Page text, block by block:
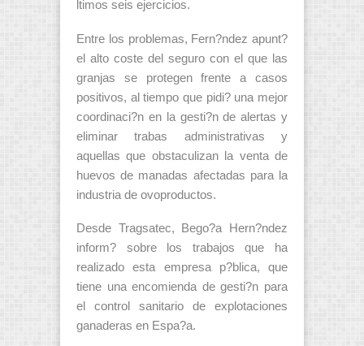
ltimos seis ejercicios.
Entre los problemas, Fern?ndez apunt?
el alto coste del seguro con el que las
granjas se protegen frente a casos
positivos, al tiempo que pidi? una mejor
coordinaci?n en la gesti?n de alertas y
eliminar trabas administrativas y
aquellas que obstaculizan la venta de
huevos de manadas afectadas para la
industria de ovoproductos.
Desde Tragsatec, Bego?a Hern?ndez
inform? sobre los trabajos que ha
realizado esta empresa p?blica, que
tiene una encomienda de gesti?n para
el control sanitario de explotaciones
ganaderas en Espa?a.